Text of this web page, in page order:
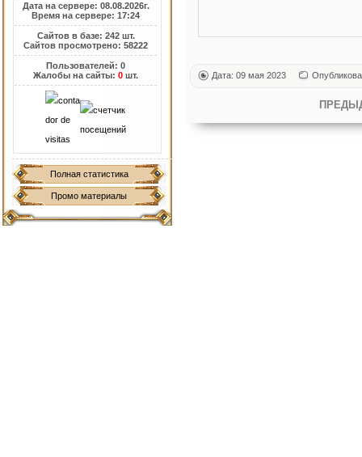
Дата на сервере: 08.08.2026г.
Время на сервере: 17:24
Сайтов в базе: 242 шт.
Сайтов просмотрено: 58222
Пользователей: 0
Жалобы на сайты:0 шт.
Полная статистика
Промо материалы
Дата: 09 мая 2023